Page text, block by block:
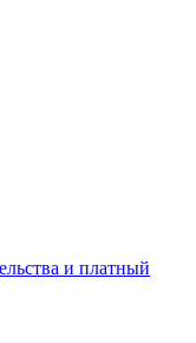
и платный